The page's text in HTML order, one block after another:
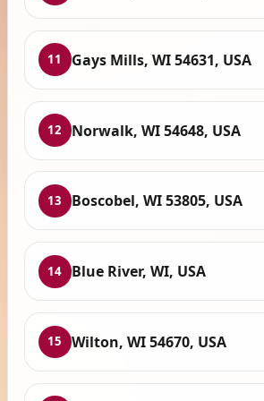
11 Gays Mills, WI 54631, USA
12 Norwalk, WI 54648, USA
13 Boscobel, WI 53805, USA
14 Blue River, WI, USA
15 Wilton, WI 54670, USA